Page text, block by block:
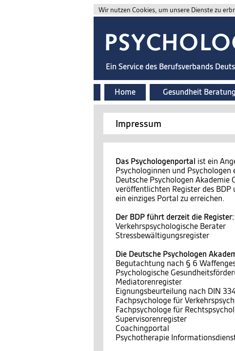
Wir nutzen Cookies, um unsere Dienste zu
Ein Service des Berufsverbands
Home Gesundheit
Impressum
Das Psychologenportal ist ein
Psychologinnen und Psychologen
Deutsche Psychologen Akademie
veröffentlichten Register des BDP
ein einziges Portal zu erreichen.
Der BDP führt derzeit die Register:
Verkehrspsychologische Berater
Stressbewältigungsregister
Die Deutsche Psychologen
Begutachtung nach § 6
Psychologische
Mediatorenregister
Eignungsbeurteilung nach DIN
Fachpsychologe für
Fachpsychologe für
Supervisorenregister
Coachingportal
Psychotherapie